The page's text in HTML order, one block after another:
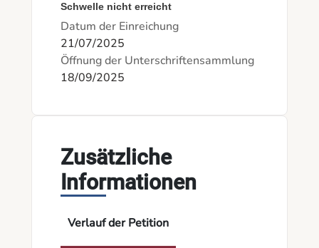
Schwelle nicht erreicht
Datum der Einreichung
21/07/2025
Öffnung der Unterschriftensammlung
18/09/2025
Zusätzliche
Informationen
Verlauf der Petition